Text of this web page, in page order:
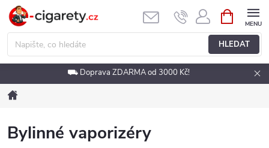
Přejít
obsah
HLEDAT
NÁKUPNÍ
KOŠÍK
⛟ Doprava ZDARMA od 3000 Kč!
Bylinné vaporizéry